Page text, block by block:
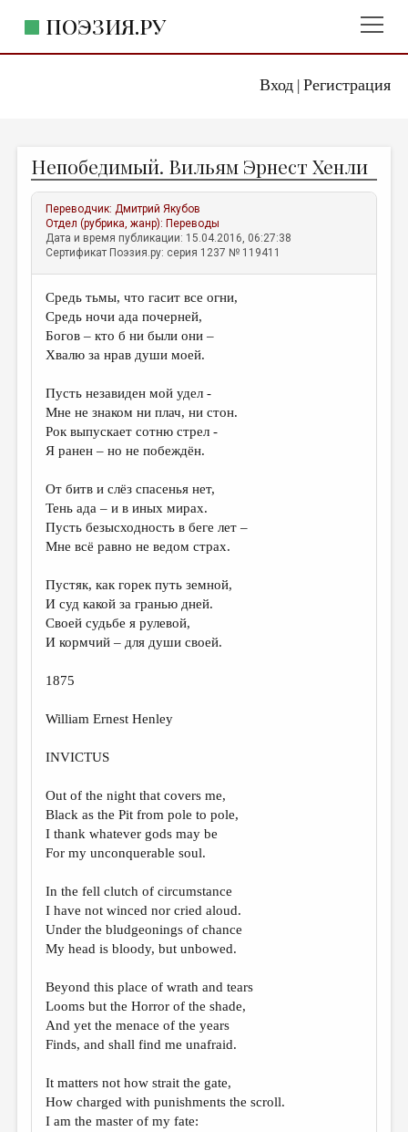
Вход| Регистрация
ПОЭЗИЯ.РУ
ЖАНРЫ
АВТОРЫ
КОММЕНТАРИИ
ЛИТСАЛОН
НОВОСТИ
ПРАВИЛА САЙТА
ИЗБРАННОЕ
ДАЙДЖЕСТ
ПЕРЕВОДЫ
КОНКУРСЫ
КНИЖНАЯ ПОЛКА
ОБЗОР ЛИТЕРАТУРЫ
ОБЪЯВЛЕНИЯ
РЕДКОЛЛЕГИЯ
ОТ РЕДАКЦИИ
МАЛАЯ ПРОЗА
ЭССЕИСТИКА
ЛИТЕРАТУРОВЕДЕНИЕ
КУЛЬТУРОВЕДЕНИЕ
ПУБЛИЦИСТИКА
РЕЦЕНЗИРОВАНИЕ
ЦИКЛЫ ПУБЛИКАЦИЙ
ТРЕДИАКОВСКИЙ
МЕДИА
ВКОНТАКТЕ
Непобедимый. Вильям Эрнест Хенли
Переводчик:Дмитрий Якубов
Отдел (рубрика, жанр): Переводы
Дата и время публикации: 15.04.2016, 06:27:38
Сертификат Поэзия.ру: серия 1237 № 119411
Средь тьмы, что гасит все огни,
Средь ночи ада почерней,
Богов – кто б ни были они –
Хвалю за нрав души моей.
Пусть незавиден мой удел -
Мне не знаком ни плач, ни стон.
Рок выпускает сотню стрел -
Я ранен – но не побеждён.
От битв и слёз спасенья нет,
Тень ада – и в иных мирах.
Пусть безысходность в беге лет –
Мне всё равно не ведом страх.
Пустяк, как горек путь земной,
И суд какой за гранью дней.
Своей судьбе я рулевой,
И кормчий – для души своей.
1875
William Ernest Henley
INVICTUS
Out of the night that covers me,
Black as the Pit from pole to pole,
I thank whatever gods may be
For my unconquerable soul.
In the fell clutch of circumstance
I have not winced nor cried aloud.
Under the bludgeonings of chance
My head is bloody, but unbowed.
Beyond this place of wrath and tears
Looms but the Horror of the shade,
And yet the menace of the years
Finds, and shall find me unafraid.
It matters not how strait the gate,
How charged with punishments the scroll.
I am the master of my fate: